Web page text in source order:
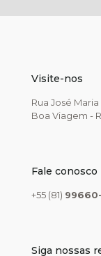
Visite-nos
Rua José
Boa Viagem -
Fale conosco
+55 (81)
Siga nossas